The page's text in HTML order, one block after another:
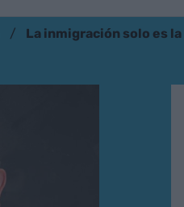
La inmigración solo es la